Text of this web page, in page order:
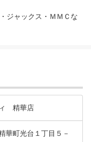
ジャックス・ＭＭＣな
ィ 精華店
華町光台１丁目５－